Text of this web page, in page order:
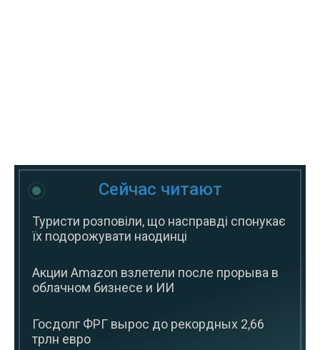
Сейчас читают
Туристи розповіли, що насправді спонукає
їх подорожувати наодинці
Акции Amazon взлетели после прорыва в
облачном бизнесе и ИИ
Госдолг ФРГ вырос до рекордных 2,66
трлн евро